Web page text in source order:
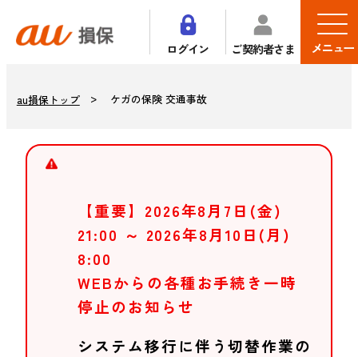
ログイン ご契約者さま メニュー
au損保トップ ケガの保険 交通事故
【重要】2026年8月7日(金)
21:00 ～ 2026年8月10日(月)
8:00
WEBからの各種お手続き一時
停止のお知らせ
システム移行に伴う切替作業の